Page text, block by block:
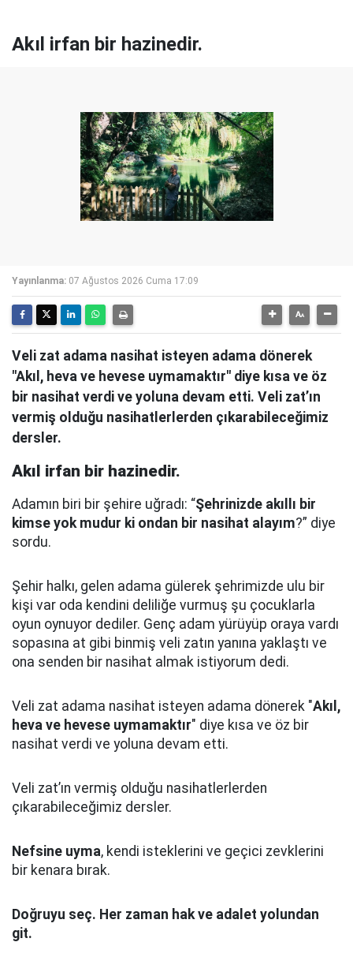
Akıl irfan bir hazinedir.
Yayınlanma: 07 Ağustos 2026 Cuma 17:09
Veli zat adama nasihat isteyen adama dönerek
"Akıl, heva ve hevese uymamaktır" diye kısa ve öz
bir nasihat verdi ve yoluna devam etti. Veli zat’ın
vermiş olduğu nasihatlerlerden çıkarabileceğimiz
dersler.
Akıl irfan bir hazinedir.
Adamın biri bir şehire uğradı: “Şehrinizde akıllı bir
kimse yok mudur ki ondan bir nasihat alayım?” diye
sordu.
Şehir halkı, gelen adama gülerek şehrimizde ulu bir
kişi var oda kendini deliliğe vurmuş şu çocuklarla
oyun oynuyor dediler. Genç adam yürüyüp oraya vardı
sopasına at gibi binmiş veli zatın yanına yaklaştı ve
ona senden bir nasihat almak istiyorum dedi.
Veli zat adama nasihat isteyen adama dönerek "Akıl,
heva ve hevese uymamaktır" diye kısa ve öz bir
nasihat verdi ve yoluna devam etti.
Veli zat’ın vermiş olduğu nasihatlerlerden
çıkarabileceğimiz dersler.
Nefsine uyma, kendi isteklerini ve geçici zevklerini
bir kenara bırak.
Doğruyu seç. Her zaman hak ve adalet yolundan
git.